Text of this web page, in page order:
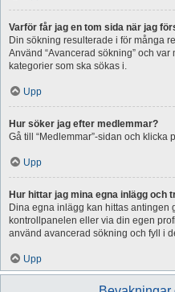
Varför får jag en tom sida när jag
Din sökning resulterade i för många
Använd “Avancerad sökning” och
kategorier som ska sökas i.
Upp
Hur söker jag efter medlemmar?
Gå till “Medlemmar”-sidan och klicka
Upp
Hur hittar jag mina egna inlägg och
Dina egna inlägg kan hittas antingen
kontrollpanelen eller via din egen
använd avancerad sökning och fyll i
Upp